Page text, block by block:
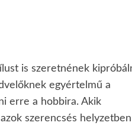
is szeretnének
egyértelmű a
erre a hobbira. Akik
szerencsés helyzetben